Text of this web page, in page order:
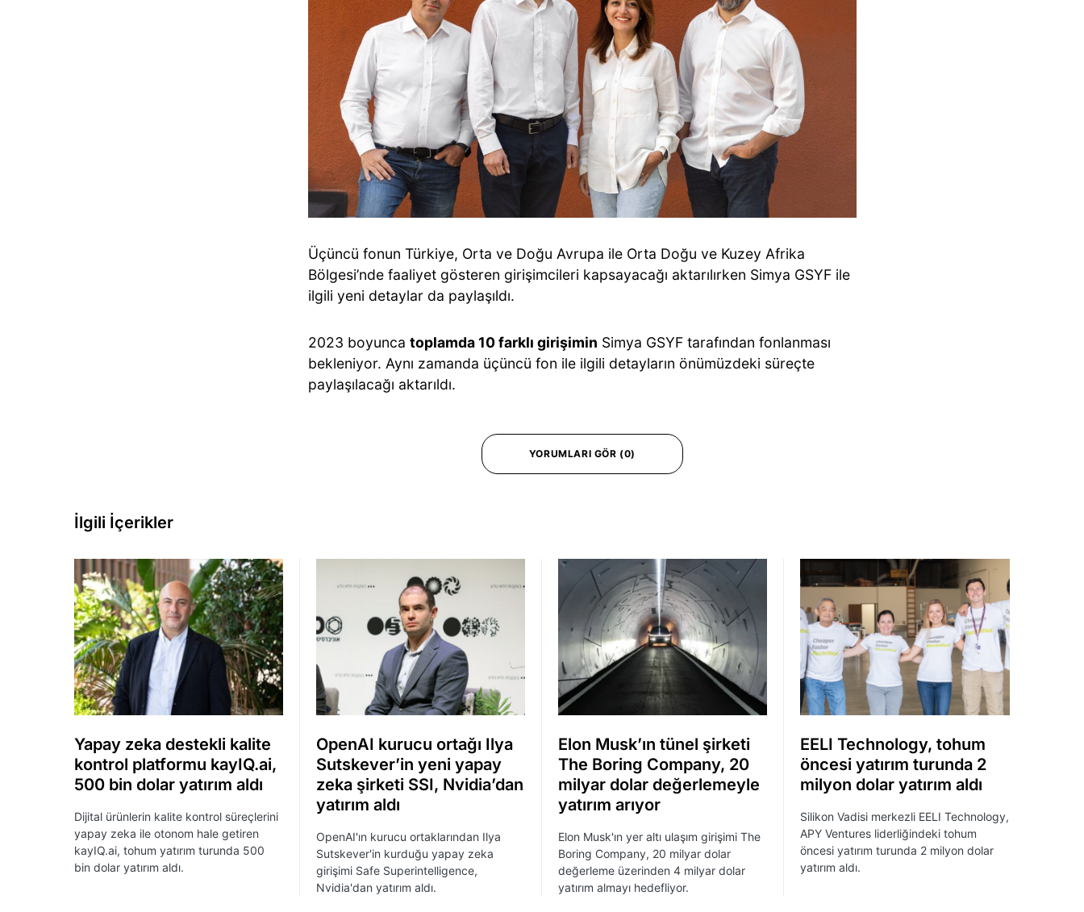
Üçüncü fonun Türkiye, Orta ve Doğu Avrupa ile Orta Doğu ve Kuzey Afrika
Bölgesi’nde faaliyet gösteren girişimcileri kapsayacağı aktarılırken Simya GSYF ile
ilgili yeni detaylar da paylaşıldı.
2023 boyunca toplamda 10 farklı girişimin Simya GSYF tarafından fonlanması
bekleniyor. Aynı zamanda üçüncü fon ile ilgili detayların önümüzdeki süreçte
paylaşılacağı aktarıldı.
YORUMLARI GÖR (0)
İlgili İçerikler
Yapay zeka destekli kalite
kontrol platformu kayIQ.ai,
500 bin dolar yatırım aldı
Dijital ürünlerin kalite kontrol süreçlerini
yapay zeka ile otonom hale getiren
kayIQ.ai, tohum yatırım turunda 500
bin dolar yatırım aldı.
OpenAI kurucu ortağı Ilya
Sutskever’in yeni yapay
zeka şirketi SSI, Nvidia’dan
yatırım aldı
OpenAI'ın kurucu ortaklarından Ilya
Sutskever'in kurduğu yapay zeka
girişimi Safe Superintelligence,
Nvidia'dan yatırım aldı.
Elon Musk’ın tünel şirketi
The Boring Company, 20
milyar dolar değerlemeyle
yatırım arıyor
Elon Musk'ın yer altı ulaşım girişimi The
Boring Company, 20 milyar dolar
değerleme üzerinden 4 milyar dolar
yatırım almayı hedefliyor.
EELI Technology, tohum
öncesi yatırım turunda 2
milyon dolar yatırım aldı
Silikon Vadisi merkezli EELI Technology,
APY Ventures liderliğindeki tohum
öncesi yatırım turunda 2 milyon dolar
yatırım aldı.